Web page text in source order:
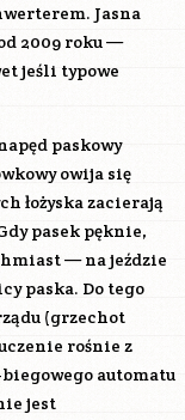
Jasna
2009 roku —
jeśli typowe
paskowy
owija się
łożyska zacierają
pasek pęknie,
— na jeździe
paska. Do tego
(grzechot
rośnie z
automatu
jest